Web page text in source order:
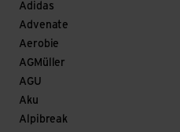
Adidas
Advenate
Aerobie
AGMüller
AGU
Aku
Alpibreak